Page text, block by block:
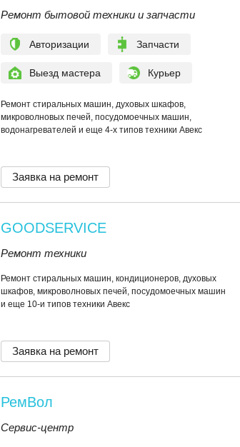
Ремонт бытовой техники и запчасти
Авторизации Запчасти
Выезд мастера Курьер
Ремонт стиральных машин, духовых шкафов,
микроволновых печей, посудомоечных машин,
водонагревателей и еще 4-х типов техники Авекс
Заявка на ремонт
GOODSERVICE
Ремонт техники
Ремонт стиральных машин, кондиционеров, духовых
шкафов, микроволновых печей, посудомоечных машин
и еще 10-и типов техники Авекс
Заявка на ремонт
РемВол
Сервис-центр